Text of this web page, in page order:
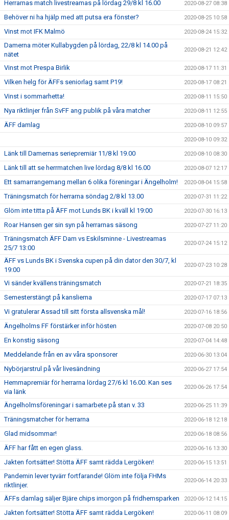
Herrarnas match livestreamas på lördag 29/8 kl 16.00 2020-08-27 08:38
Behöver ni ha hjälp med att putsa era fönster? 2020-08-25 10:58
Vinst mot IFK Malmö 2020-08-24 15:32
Damerna möter Kullabygden på lördag, 22/8 kl 14.00 på
nätet
2020-08-21 12:42
Vinst mot Prespa Birlik 2020-08-17 11:31
Vilken helg för ÄFFs seniorlag samt P19! 2020-08-17 08:21
Vinst i sommarhetta! 2020-08-11 15:50
Nya riktlinjer från SvFF ang publik på våra matcher 2020-08-11 12:55
ÄFF damlag 2020-08-10 09:57
2020-08-10 09:32
Länk till Damernas seriepremiär 11/8 kl 19.00 2020-08-10 08:30
Länk till att se herrmatchen live lördag 8/8 kl 16.00 2020-08-07 12:17
Ett samarrangemang mellan 6 olika föreningar i Ängelholm! 2020-08-04 15:58
Träningsmatch för herrarna söndag 2/8 kl 13.00 2020-07-31 11:22
Glöm inte titta på ÄFF mot Lunds BK i kväll kl 19:00 2020-07-30 16:13
Roar Hansen ger sin syn på herrarnas säsong 2020-07-27 11:20
Träningsmatch ÄFF Dam vs Eskilsminne - Livestreamas
25/7 13:00
2020-07-24 15:12
ÄFF vs Lunds BK i Svenska cupen på din dator den 30/7, kl
19:00
2020-07-23 10:28
Vi sänder kvällens träningsmatch 2020-07-21 18:35
Semesterstängt på kanslierna 2020-07-17 07:13
Vi gratulerar Assad till sitt första allsvenska mål! 2020-07-16 18:56
Ängelholms FF förstärker inför hösten 2020-07-08 20:50
En konstig säsong 2020-07-04 14:48
Meddelande från en av våra sponsorer 2020-06-30 13:04
Nybörjarstrul på vår livesändning 2020-06-27 17:54
Hemmapremiär för herrarna lördag 27/6 kl 16.00. Kan ses
via länk
2020-06-26 17:54
Ängelholmsföreningar i samarbete på stan v. 33 2020-06-25 11:39
Träningsmatcher för herrarna 2020-06-18 12:18
Glad midsommar! 2020-06-18 08:56
ÄFF har fått en egen glass. 2020-06-16 13:30
Jakten fortsätter! Stötta ÄFF samt rädda Lergöken! 2020-06-15 13:51
Pandemin lever tyvärr fortfarande! Glöm inte följa FHMs
riktlinjer.
2020-06-14 20:33
ÄFFs damlag säljer Bjäre chips imorgon på fridhemsparken 2020-06-12 14:15
Jakten fortsätter! Stötta ÄFF samt rädda Lergöken! 2020-06-11 08:09